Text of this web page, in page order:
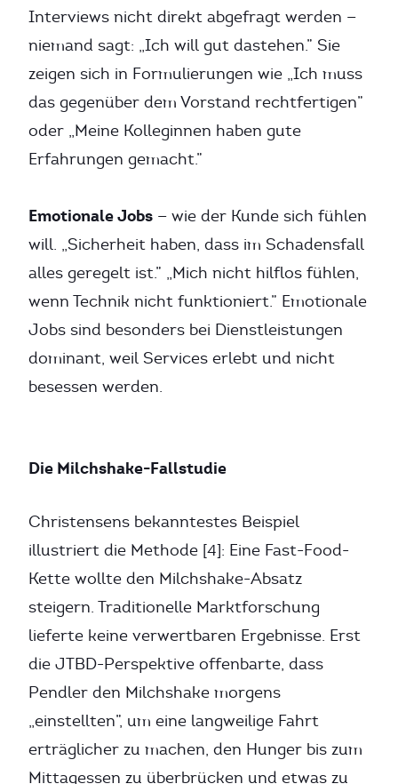
Interviews nicht direkt abgefragt werden —
niemand sagt: „Ich will gut dastehen.” Sie
zeigen sich in Formulierungen wie „Ich muss
das gegenüber dem Vorstand rechtfertigen”
oder „Meine Kolleginnen haben gute
Erfahrungen gemacht.”
Emotionale Jobs — wie der Kunde sich fühlen
will. „Sicherheit haben, dass im Schadensfall
alles geregelt ist.” „Mich nicht hilflos fühlen,
wenn Technik nicht funktioniert.” Emotionale
Jobs sind besonders bei Dienstleistungen
dominant, weil Services erlebt und nicht
besessen werden.
Die Milchshake-Fallstudie
Christensens bekanntestes Beispiel
illustriert die Methode [4]: Eine Fast-Food-
Kette wollte den Milchshake-Absatz
steigern. Traditionelle Marktforschung
lieferte keine verwertbaren Ergebnisse. Erst
die JTBD-Perspektive offenbarte, dass
Pendler den Milchshake morgens
„einstellten”, um eine langweilige Fahrt
erträglicher zu machen, den Hunger bis zum
Mittagessen zu überbrücken und etwas zu